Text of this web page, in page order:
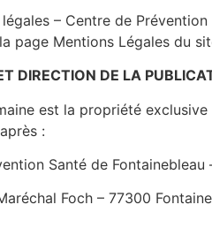
– Centre de
page Mentions Légales du
DIRECTION DE LA
est la propriété
:
Santé de Fontainebleau
Foch – 77300